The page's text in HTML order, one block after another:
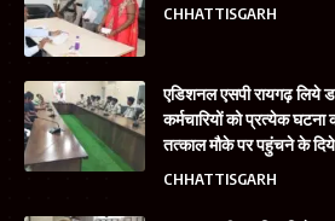
CHHATTISGARH
एडिशनल एसपी रायगढ़ लिये
कर्मचारियों को प्रत्येक
तत्काल मौके पर पहुंचने के दिये
CHHATTISGARH